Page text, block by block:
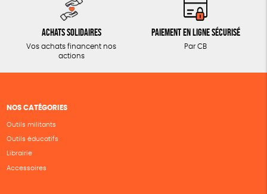
Achats solidaires
Vos achats financent nos
actions
Paiement en ligne sécurisé
Par CB
NOS CATÉGORIES
Outils militants
Outils éducatifs
Librairie
Accessoires